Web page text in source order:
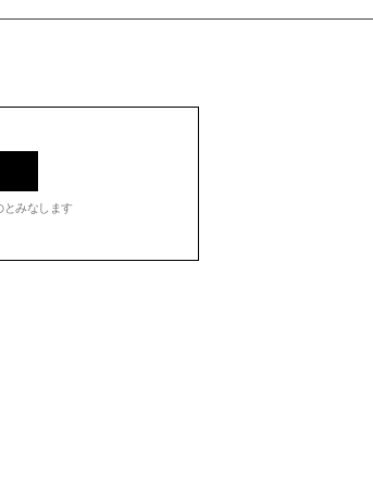
とみなします